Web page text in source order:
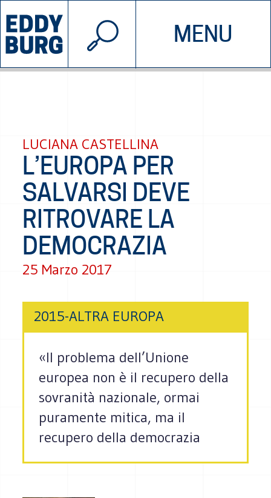
MENU
INIZIATIVE CHI SIAMO
© 2026 EDDYBURG
LUCIANA CASTELLINA
L’EUROPA PER
SALVARSI DEVE
RITROVARE LA
DEMOCRAZIA
25 Marzo 2017
2015-ALTRA EUROPA
«Il problema dell’Unione
europea non è il recupero della
sovranità nazionale, ormai
puramente mitica, ma il
recupero della democrazia